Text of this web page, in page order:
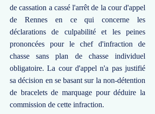
de cassation a cassé l'arrêt de la cour d'appel
de Rennes en ce qui concerne les
déclarations de culpabilité et les peines
prononcées pour le chef d'infraction de
chasse sans plan de chasse individuel
obligatoire. La cour d'appel n'a pas justifié
sa décision en se basant sur la non-détention
de bracelets de marquage pour déduire la
commission de cette infraction.